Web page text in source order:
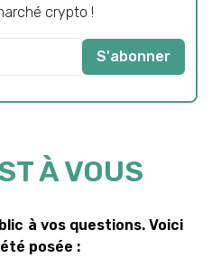
crypto !
S'abonner
À VOUS
à vos questions. Voici
posée :